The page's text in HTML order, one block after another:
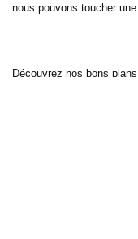
nous pouvons toucher
Découvrez nos bons